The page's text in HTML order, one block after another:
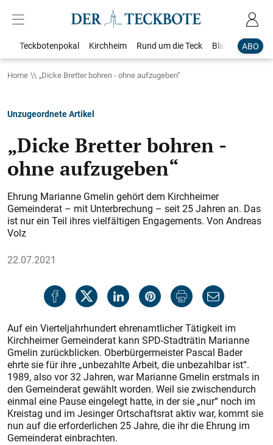
ABO
Teckbotenpokal Kirchheim Rund um die Teck Blaulicht
Home „Dicke Bretter bohren - ohne aufzugeben“
Unzugeordnete Artikel
„Dicke Bretter bohren -
ohne aufzugeben“
Ehrung Marianne Gmelin gehört dem Kirchheimer
Gemeinderat – mit Unterbrechung – seit 25 Jahren an. Das
ist nur ein Teil ihres vielfältigen Engagements. Von Andreas
Volz
22.07.2021
Auf ein Vierteljahrhundert ehrenamtlicher Tätigkeit im
Kirchheimer Gemeinderat kann SPD-Stadträtin Marianne
Gmelin zurückblicken. Oberbürgermeister Pascal Bader
ehrte sie für ihre „unbezahlte Arbeit, die unbezahlbar ist“.
1989, also vor 32 Jahren, war Marianne Gmelin erstmals in
den Gemeinderat gewählt worden. Weil sie zwischendurch
einmal eine Pause eingelegt hatte, in der sie „nur“ noch im
Kreistag und im Jesinger Ortschaftsrat aktiv war, kommt sie
nun auf die erforderlichen 25 Jahre, die ihr die Ehrung im
Gemeinderat einbrachten.